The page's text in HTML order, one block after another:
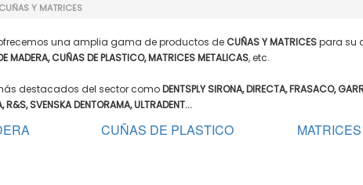
CUÑAS Y MATRICES
una amplia gama de productos de CUÑAS Y MATRICESpara su
MADERA, CUÑAS DE PLASTICO, MATRICES METALICAS, etc.
destacados del sector comoDENTSPLY SIRONA, DIRECTA, FRASACO,
R&S, SVENSKA DENTORAMA, ULTRADENT...
CUÑAS DE PLASTICO